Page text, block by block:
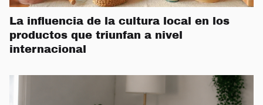
La influencia de la cultura local en los
productos que triunfan a nivel
internacional